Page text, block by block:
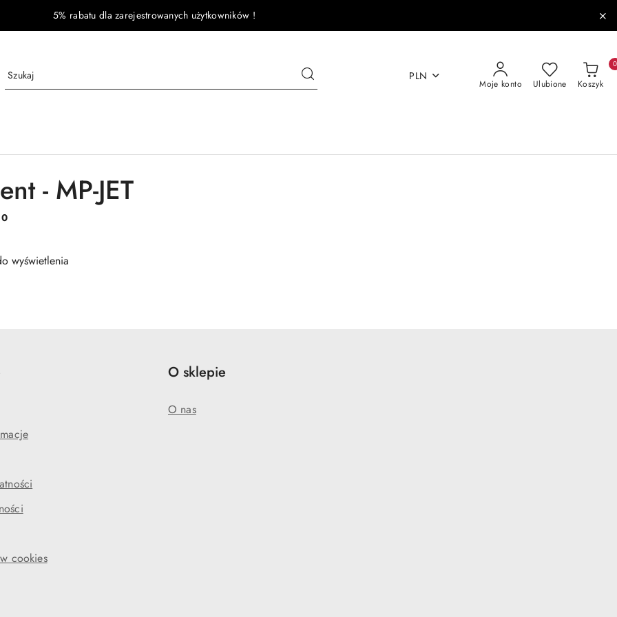
5% rabatu dla zarejestrowanych użytkowników !
PLN
Moje konto Ulubione Koszyk
0
- MP-JET
0
wyświetlenia
cookies
O sklepie
O nas